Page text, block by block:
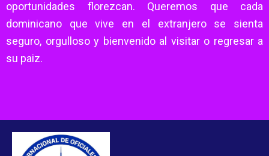
oportunidades florezcan. Queremos que cada
dominicano que vive en el extranjero se sienta
seguro, orgulloso y bienvenido al visitar o regresar a
su paiz.